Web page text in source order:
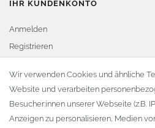
IHR KUNDENKONTO
Anmelden
Registrieren
Warenkorb
Zur Kasse
KONTAKT
Wir verwenden Cookies und ähnliche
Website und verarbeiten
Besucher:innen unserer Webseite (z.B.
Anzeigen zu personalisieren, Medien